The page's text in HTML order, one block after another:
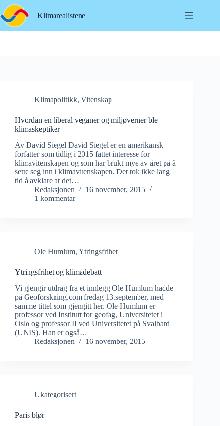
Hopp
til
innholdet
Klimarealistene
Klimapolitikk, Vitenskap
Hvordan en liberal veganer og miljøverner ble
klimaskeptiker
Av David Siegel David Siegel er en amerikansk
forfatter som tidlig i 2015 fattet interesse for
klimavitenskapen og som har brukt mye av året på å
sette seg inn i klimavitenskapen. Det tok ikke lang
tid å avklare at det…
Redaksjonen
16 november, 2015
1 kommentar
Ole Humlum, Ytringsfrihet
Ytringsfrihet og klimadebatt
Vi gjengir utdrag fra et innlegg Ole Humlum hadde
på Geoforskning.com fredag 13.september, med
samme tittel som gjengitt her. Ole Humlum er
professor ved Institutt for geofag, Universitetet i
Oslo og professor II ved Universitetet på Svalbard
(UNIS). Han er også…
Redaksjonen
16 november, 2015
Ukategorisert
Paris blør